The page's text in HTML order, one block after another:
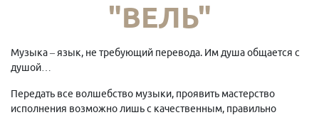
"ВЕЛЬ"
Музыка – язык, не требующий перевода. Им душа общается с
душой…
Передать все волшебство музыки, проявить мастерство
исполнения возможно лишь с качественным, правильно